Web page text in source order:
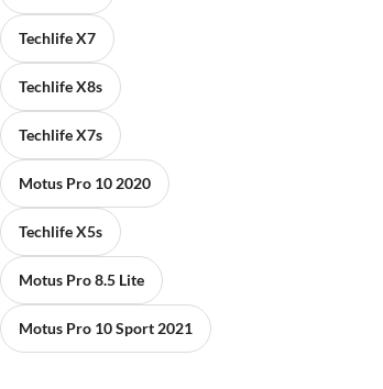
Techlife X7
Techlife X8s
Techlife X7s
Motus Pro 10 2020
Techlife X5s
Motus Pro 8.5 Lite
Motus Pro 10 Sport 2021